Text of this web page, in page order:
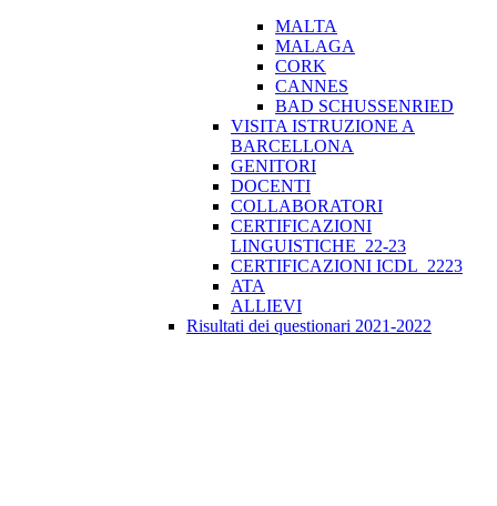
MALTA
MALAGA
CORK
CANNES
BAD SCHUSSENRIED
VISITA ISTRUZIONE A
BARCELLONA
GENITORI
DOCENTI
COLLABORATORI
CERTIFICAZIONI
LINGUISTICHE_22-23
CERTIFICAZIONI ICDL_2223
ATA
ALLIEVI
Risultati dei questionari 2021-2022